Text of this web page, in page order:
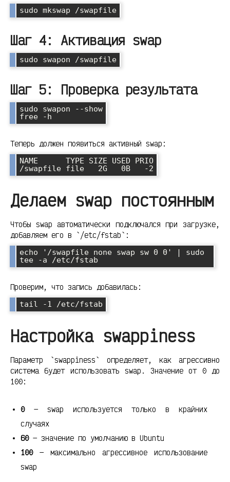
sudo mkswap /swapfile
Шаг 4: Активация swap
sudo swapon /swapfile
Шаг 5: Проверка результата
sudo swapon --show
free -h
Теперь должен появиться активный swap:
NAME      TYPE SIZE USED PRIO
/swapfile file   2G   0B   -2
Делаем swap постоянным
Чтобы swap автоматически подключался при загрузке,
добавляем его в `/etc/fstab`:
echo '/swapfile none swap sw 0 0' | sudo
tee -a /etc/fstab
Проверим, что запись добавилась:
tail -1 /etc/fstab
Настройка swappiness
Параметр `swappiness` определяет, как агрессивно
система будет использовать swap. Значение от 0 до
100:
0— swap используется только в крайних
случаях
60— значение по умолчанию в Ubuntu
100— максимально агрессивное использование
swap